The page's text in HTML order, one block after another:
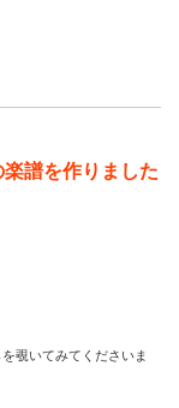
楽譜を作りました
覗いてみてくださいま